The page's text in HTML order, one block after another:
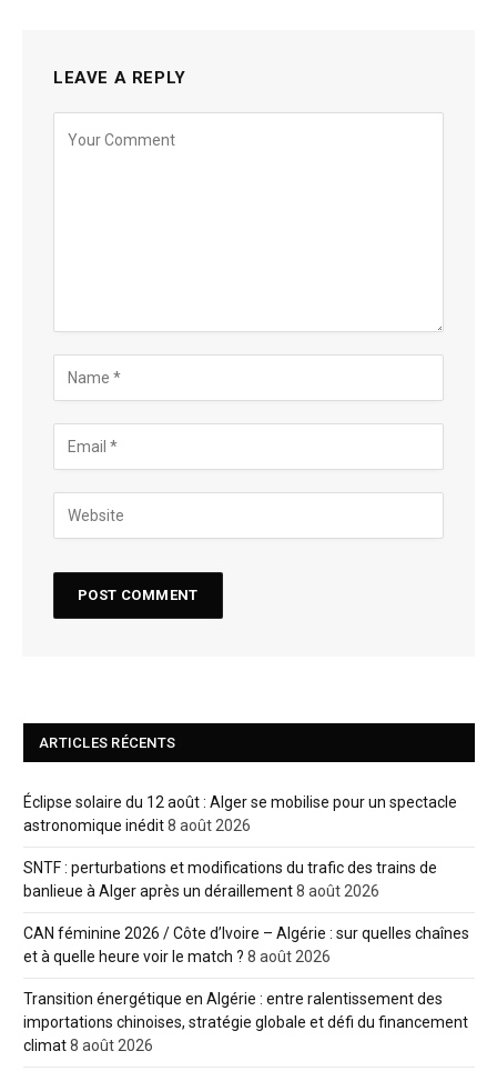
LEAVE A REPLY
ARTICLES RÉCENTS
Éclipse solaire du 12 août : Alger se mobilise pour un spectacle
astronomique inédit8 août 2026
SNTF : perturbations et modifications du trafic des trains de
banlieue à Alger après un déraillement8 août 2026
CAN féminine 2026 / Côte d’Ivoire – Algérie : sur quelles chaînes
et à quelle heure voir le match ? 8 août 2026
Transition énergétique en Algérie : entre ralentissement des
importations chinoises, stratégie globale et défi du financement
climat8 août 2026